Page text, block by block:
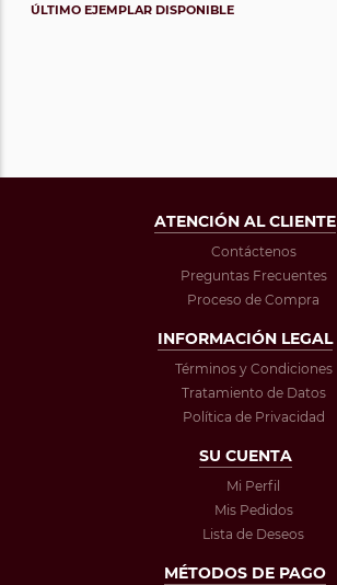
ÚLTIMO EJEMPLAR DISPONIBLE
ATENCIÓN AL CLIENTE
Contáctenos
Preguntas Frecuentes
Proceso de Compra
INFORMACIÓN LEGAL
Términos y Condiciones
Tratamiento de Datos
Política de Privacidad
SU CUENTA
Mi Perfil
Mis Pedidos
Lista de Deseos
MÉTODOS DE PAGO